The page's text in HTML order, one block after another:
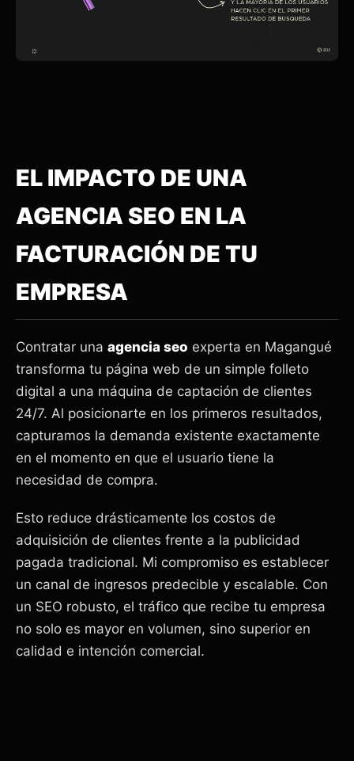
EL IMPACTO DE UNA
AGENCIA SEO EN LA
FACTURACIÓN DE TU
EMPRESA
Contratar una agencia seo experta en Magangué
transforma tu página web de un simple folleto
digital a una máquina de captación de clientes
24/7. Al posicionarte en los primeros resultados,
capturamos la demanda existente exactamente
en el momento en que el usuario tiene la
necesidad de compra.
Esto reduce drásticamente los costos de
adquisición de clientes frente a la publicidad
pagada tradicional. Mi compromiso es establecer
un canal de ingresos predecible y escalable. Con
un SEO robusto, el tráfico que recibe tu empresa
no solo es mayor en volumen, sino superior en
calidad e intención comercial.